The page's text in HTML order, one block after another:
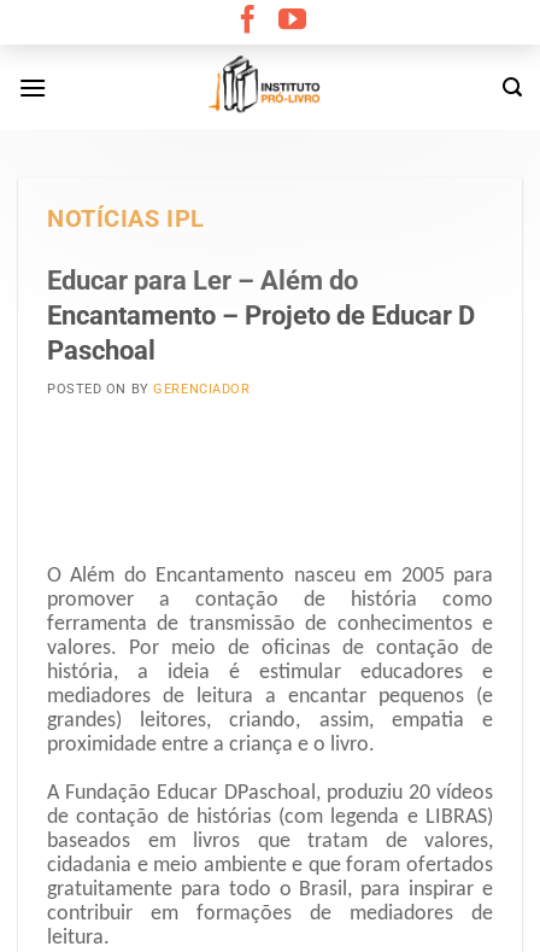
content
NOTÍCIAS IPL
Educar para Ler – Além do
Encantamento – Projeto de Educar D
Paschoal
POSTED ON BYGERENCIADOR
O Além do Encantamento nasceu em 2005 para
promover a contação de história como
ferramenta de transmissão de conhecimentos e
valores. Por meio de oficinas de contação de
história, a ideia é estimular educadores e
mediadores de leitura a encantar pequenos (e
grandes) leitores, criando, assim, empatia e
proximidade entre a criança e o livro.
A Fundação Educar DPaschoal, produziu 20 vídeos
de contação de histórias (com legenda e LIBRAS)
baseados em livros que tratam de valores,
cidadania e meio ambiente e que foram ofertados
gratuitamente para todo o Brasil, para inspirar e
contribuir em formações de mediadores de
leitura.